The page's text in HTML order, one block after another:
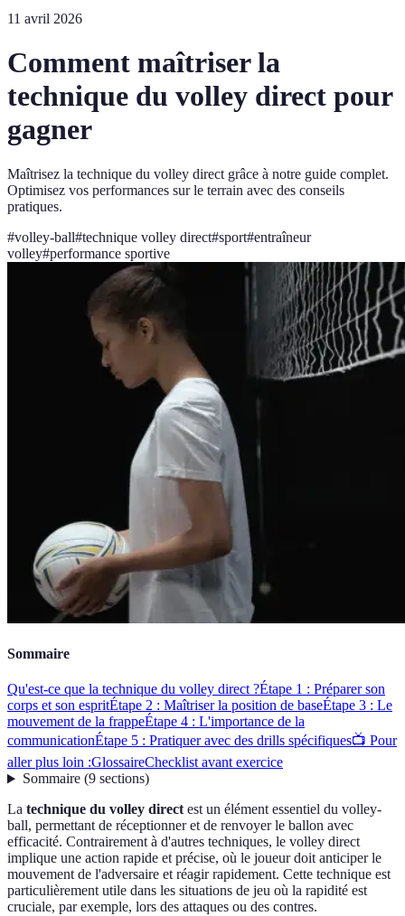
11 avril 2026
Comment maîtriser la
technique du volley direct pour
gagner
Maîtrisez la technique du volley direct grâce à notre guide complet.
Optimisez vos performances sur le terrain avec des conseils
pratiques.
#volley-ball#technique volley direct#sport#entraîneur
volley#performance sportive
Sommaire
Qu'est-ce que la technique du volley direct ?Étape 1 : Préparer son
corps et son espritÉtape 2 : Maîtriser la position de baseÉtape 3 : Le
mouvement de la frappeÉtape 4 : L'importance de la
communicationÉtape 5 : Pratiquer avec des drills spécifiques📺 Pour
aller plus loin :GlossaireChecklist avant exercice
Sommaire(9 sections)
La technique du volley directest un élément essentiel du volley-
ball, permettant de réceptionner et de renvoyer le ballon avec
efficacité. Contrairement à d'autres techniques, le volley direct
implique une action rapide et précise, où le joueur doit anticiper le
mouvement de l'adversaire et réagir rapidement. Cette technique est
particulièrement utile dans les situations de jeu où la rapidité est
cruciale, par exemple, lors des attaques ou des contres.